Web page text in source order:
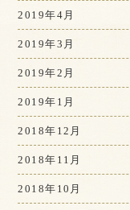
2019年4月
2019年3月
2019年2月
2019年1月
2018年12月
2018年11月
2018年10月